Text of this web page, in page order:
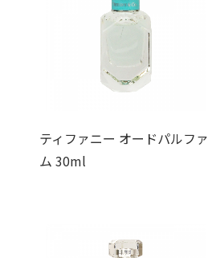
ティファニー オードパルファ
ム 30ml